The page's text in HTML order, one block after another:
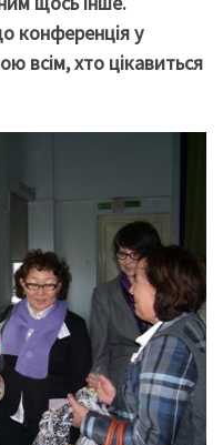
конференція у
всім, хто цікавиться